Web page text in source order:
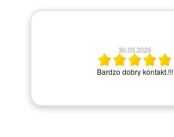
30.03.2026
Bardzo dobry kontakt.!!!